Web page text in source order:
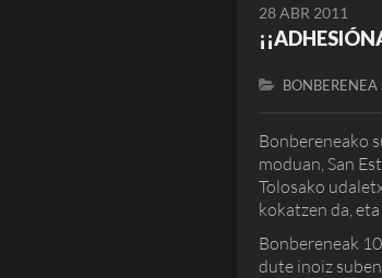
28 ABR 2011
BONBERENEA
Bonbereneako
moduan, San
Tolosako
kokatzen da,
Bonbereneak
dute inoiz